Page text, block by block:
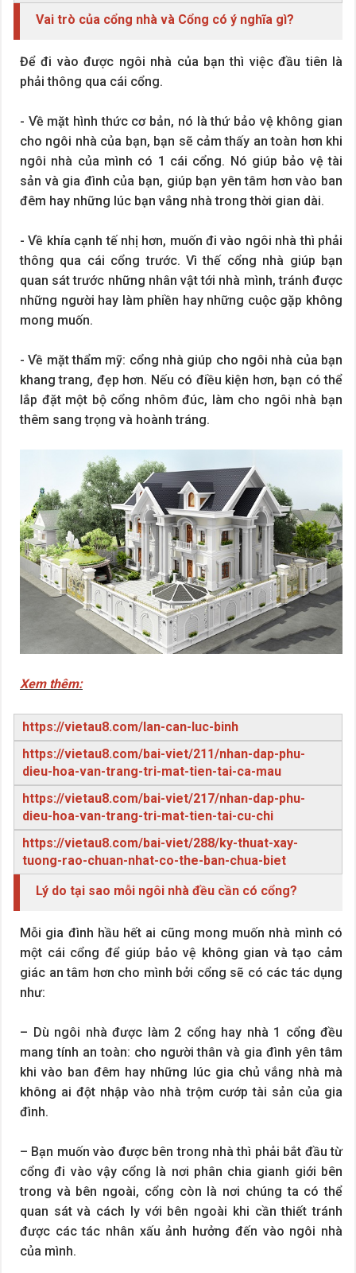
Vai trò của cổng nhà và Cổng có ý nghĩa gì?
Để đi vào được ngôi nhà của bạn thì việc đầu tiên là
phải thông qua cái cổng.
- Về mặt hình thức cơ bản, nó là thứ bảo vệ không gian
cho ngôi nhà của bạn, bạn sẽ cảm thấy an toàn hơn khi
ngôi nhà của mình có 1 cái cổng. Nó giúp bảo vệ tài
sản và gia đình của bạn, giúp bạn yên tâm hơn vào ban
đêm hay những lúc bạn vắng nhà trong thời gian dài.
- Về khía cạnh tế nhị hơn, muốn đi vào ngôi nhà thì phải
thông qua cái cổng trước. Vì thế cổng nhà giúp bạn
quan sát trước những nhân vật tới nhà mình, tránh được
những người hay làm phiền hay những cuộc gặp không
mong muốn.
- Về mặt thẩm mỹ: cổng nhà giúp cho ngôi nhà của bạn
khang trang, đẹp hơn. Nếu có điều kiện hơn, bạn có thể
lắp đặt một bộ cổng nhôm đúc, làm cho ngôi nhà bạn
thêm sang trọng và hoành tráng.
Xem thêm:
https://vietau8.com/lan-can-luc-binh
https://vietau8.com/bai-viet/211/nhan-dap-phu-
dieu-hoa-van-trang-tri-mat-tien-tai-ca-mau
https://vietau8.com/bai-viet/217/nhan-dap-phu-
dieu-hoa-van-trang-tri-mat-tien-tai-cu-chi
https://vietau8.com/bai-viet/288/ky-thuat-xay-
tuong-rao-chuan-nhat-co-the-ban-chua-biet
Lý do tại sao mỗi ngôi nhà đều cần có cổng?
Mỗi gia đình hầu hết ai cũng mong muốn nhà mình có
một cái cổng để giúp bảo vệ không gian và tạo cảm
giác an tâm hơn cho mình bởi cổng sẽ có các tác dụng
như:
– Dù ngôi nhà được làm 2 cổng hay nhà 1 cổng đều
mang tính an toàn: cho người thân và gia đình yên tâm
khi vào ban đêm hay những lúc gia chủ vắng nhà mà
không ai đột nhập vào nhà trộm cướp tài sản của gia
đình.
– Bạn muốn vào được bên trong nhà thì phải bắt đầu từ
cổng đi vào vậy cổng là nơi phân chia gianh giới bên
trong và bên ngoài, cổng còn là nơi chúng ta có thể
quan sát và cách ly với bên ngoài khi cần thiết tránh
được các tác nhân xấu ảnh hưởng đến vào ngôi nhà
của mình.